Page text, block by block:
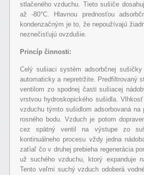
stlačeného vzduchu. Tieto sušiče
až -80°C. Hlavnou prednosťou
kondenzačným je to, že nepoužívajú
neznečisťujú ovzdušie.
Princíp činnosti:
Celý sušiaci systém adsorbčnej
automaticky a nepretržite. Predfiltrovaný
ventilom zo spodnej časti sušiacej
vrstvou hydroskopického sušidla.
vzduchu týmto sušidlom adsorbovaná na
rosného bodu. Vzduch je potom
cez spätný ventil na výstupe zo
kontinuálneho procesu vždy jedna
zaťiaľ čo v druhej prebieha regenerácia
už suchého vzduchu, ktorý expanduje
Tento veľmi suchý vzduch odoberá